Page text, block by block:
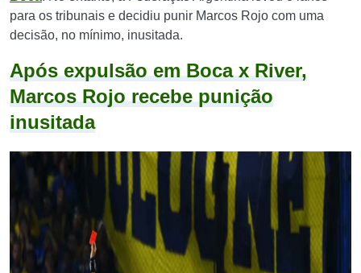
para os tribunais e decidiu punir Marcos Rojo com uma
decisão, no mínimo, inusitada.
Após expulsão em Boca x River,
Marcos Rojo recebe punição
inusitada